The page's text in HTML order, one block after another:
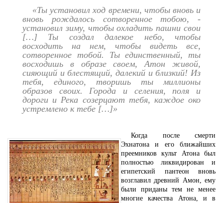
«Ты установил ход времени, чтобы вновь и
вновь рождалось сотворенное тобою, -
установил зиму, чтобы охладить пашни свои
[…] Ты создал далекое небо, чтобы
восходить на нем, чтобы видеть все,
сотворенное тобой. Ты единственный, ты
восходишь в образе своем, Атон живой,
сияющий и блестящий, далекий и близкий! Из
тебя, единого, творишь ты миллионы
образов своих. Города и селения, поля и
дороги и Река созерцают тебя, каждое око
устремлено к тебе […]»
Когда после смерти
Эхнатона и его ближайших
преемников культ Атона был
полностью ликвидирован и
египетский пантеон вновь
возглавил древний Амон, ему
были приданы тем не менее
многие качества Атона, и в